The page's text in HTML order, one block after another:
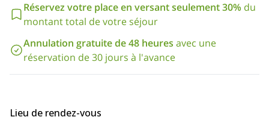
Êtes-vous prêt à vivre une grande expérience de trekking dans
la Vallée d'Aoste ? Alors envoyez la demande maintenant et
Je propose également un programme d'alpinisme enChamonix
Regardez !
Réservez votre place en versant seulement 30% du
montant total de votre séjour
Annulation gratuite de 48 heures avec une
réservation de 30 jours à l'avance
Lieu de rendez-vous